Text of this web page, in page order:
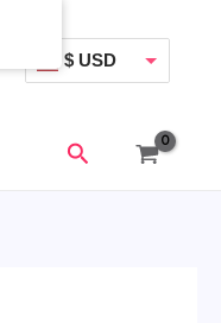
$ USD
Pesquisar